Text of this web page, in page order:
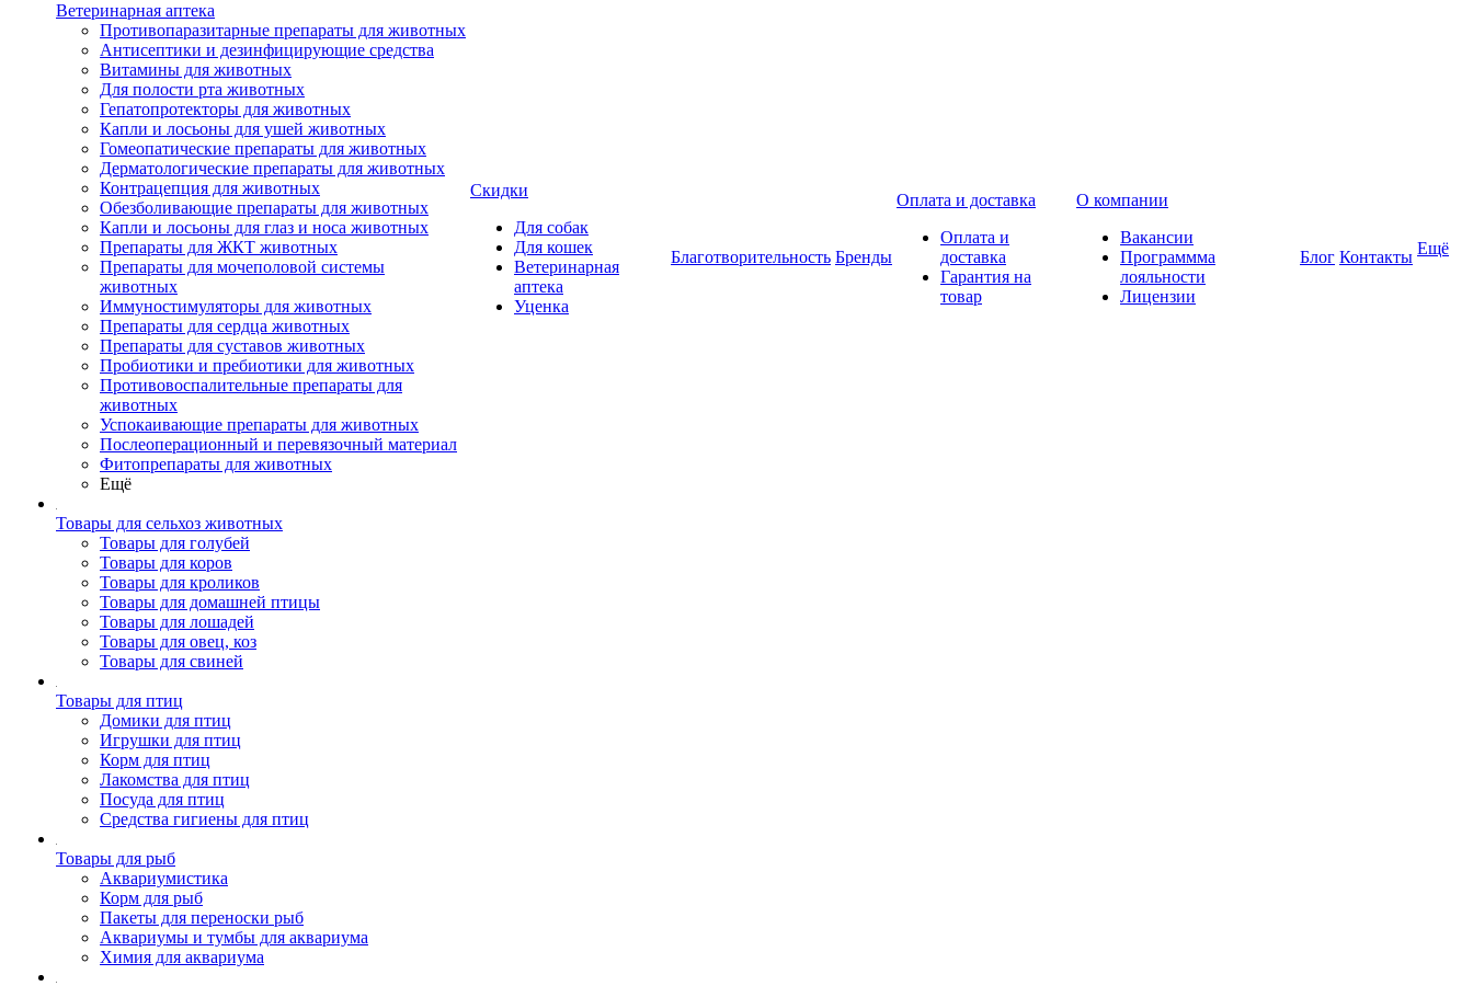
Ветеринарная аптека
Противопаразитарные препараты для животных
Антисептики и дезинфицирующие средства
Витамины для животных
Для полости рта животных
Гепатопротекторы для животных
Капли и лосьоны для ушей животных
Гомеопатические препараты для животных
Дерматологические препараты для животных
Контрацепция для животных
Обезболивающие препараты для животных
Капли и лосьоны для глаз и носа животных
Препараты для ЖКТ животных
Препараты для мочеполовой системы
животных
Иммуностимуляторы для животных
Препараты для сердца животных
Препараты для суставов животных
Пробиотики и пребиотики для животных
Противовоспалительные препараты для
животных
Успокаивающие препараты для животных
Послеоперационный и перевязочный материал
Фитопрепараты для животных
Ещё
Товары для сельхоз животных
Товары для голубей
Товары для коров
Товары для кроликов
Товары для домашней птицы
Товары для лошадей
Товары для овец, коз
Товары для свиней
Товары для птиц
Домики для птиц
Игрушки для птиц
Корм для птиц
Лакомства для птиц
Посуда для птиц
Средства гигиены для птиц
Товары для рыб
Аквариумистика
Корм для рыб
Пакеты для переноски рыб
Аквариумы и тумбы для аквариума
Химия для аквариума
Скидки
Для собак
Для кошек
Ветеринарная
аптека
Уценка
Благотворительность Бренды
Оплата и доставка
Оплата и
доставка
Гарантия на
товар
О компании
Вакансии
Программма
лояльности
Лицензии
Блог Контакты Ещё